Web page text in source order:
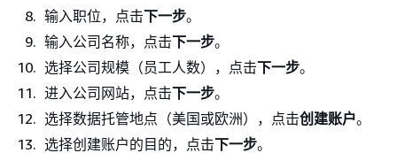
输入职位，点击下一步。
输入公司名称，点击下一步。
选择公司规模（员工人数），点击下一步。
进入公司网站，点击下一步。
选择数据托管地点（美国或欧洲），点击创建账户。
选择创建账户的目的，点击下一步。